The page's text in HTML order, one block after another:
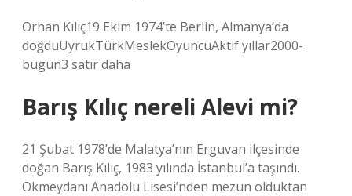
Orhan Kılıç19 Ekim 1974’te Berlin, Almanya’da
doğduUyrukTürkMeslekOyuncuAktif yıllar2000-
bugün3 satır daha
Barış Kılıç nereli Alevi mi?
21 Şubat 1978’de Malatya’nın Erguvan ilçesinde
doğan Barış Kılıç, 1983 yılında İstanbul’a taşındı.
Okmeydanı Anadolu Lisesi’nden mezun olduktan